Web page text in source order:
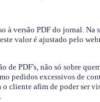
à versão PDF do jornal. Na
valor é ajustado pelo
PDF's, não só sobre
pedidos excessivos de
cliente afim de poder ser